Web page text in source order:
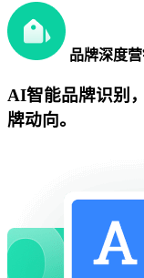
品牌深度
AI智能品牌识别
牌动向。